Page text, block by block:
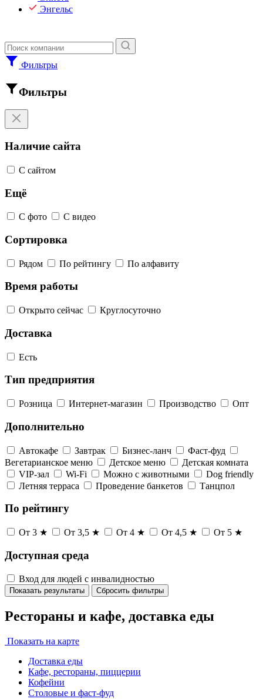
Энгельс
Фильтры
Фильтры
Наличие сайта
С сайтом
Ещё
С фото С видео
Сортировка
Рядом По рейтингу По алфавиту
Время работы
Открыто сейчас Круглосуточно
Доставка
Есть
Тип предприятия
Розница Интернет-магазин Производство Опт
Дополнительно
Автокафе Завтрак Бизнес-ланч
Фаст-фуд
Вегетарианское меню
Детское меню
Детская комната
VIP-зал
Wi-Fi Можно с животными
Dog friendly
Летняя терраса
Проведение банкетов Танцпол
По рейтингу
От 3 ★ От 3,5 ★ От 4 ★ От 4,5 ★ От 5 ★
Доступная среда
Вход для людей с инвалидностью
Показать результаты Сбросить фильтры
Рестораны и кафе, доставка еды
Показать на карте
Доставка еды
Кафе, рестораны, пиццерии
Кофейни
Столовые и фаст-фуд